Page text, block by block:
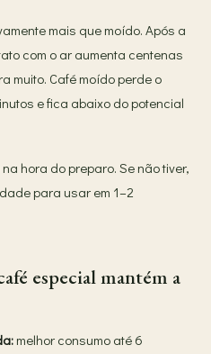
mais que moído. Após a
com o ar aumenta centenas
muito. Café moído perde o
e fica abaixo do potencial
hora do preparo. Se não tiver,
para usar em 1–2
especial mantém a
melhor consumo até 6